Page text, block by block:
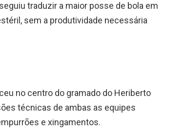
traduzir a maior posse de bola em
sem a produtividade necessária
no centro do gramado do Heriberto
técnicas de ambas as equipes
e xingamentos.